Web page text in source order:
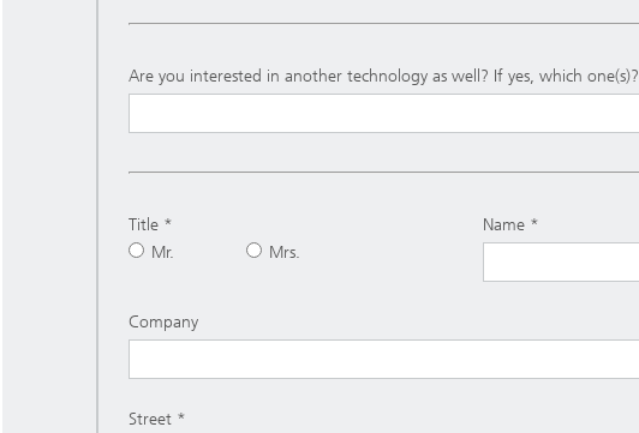
Are you interested in another technology as well? If yes, which one(s)?
Title
Mr.
Mrs.
Name
Company
Street